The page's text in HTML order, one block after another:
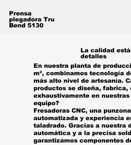
En nuestra planta de
m², combinamos tecnología
más alto nivel de artesanía.
productos se diseña, fabrica,
exhaustivamente en
equipo?
Fresadoras CNC, una
automatizada y experiencia
taladrado. Gracias a nuestra
automática y a la precisa
garantizamos componentes
La calidad
detalles
Prensa
plegadora Tru
Bend 5130